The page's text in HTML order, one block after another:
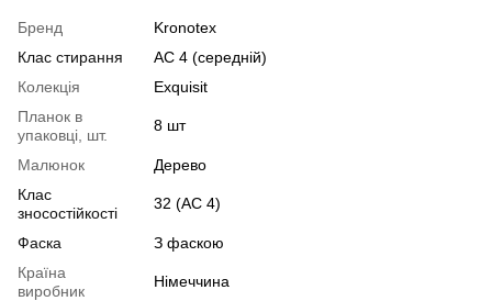
Бренд
Kronotex
Клас стирання
АС 4 (середній)
Колекція
Exquisit
Планок в
упаковці, шт.
8 шт
Малюнок
Дерево
Клас
зносостійкості
32 (АС 4)
Фаска
З фаскою
Країна
виробник
Німеччина